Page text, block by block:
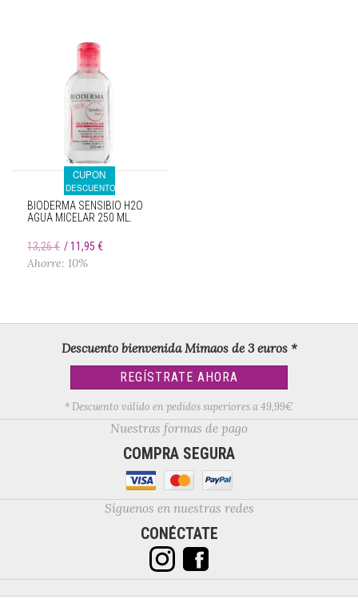
CUPON
DESCUENTO
BIODERMA SENSIBIO H2O
AGUA MICELAR 250 ML.
13,26 € 11,95 €
Ahorre: 10%
Descuento bienvenida Mimaos de 3 euros *
REGÍSTRATE AHORA
* Descuento válido en pedidos superiores a 49,99€
Nuestras formas de pago
COMPRA SEGURA
Síguenos en nuestras redes
CONÉCTATE